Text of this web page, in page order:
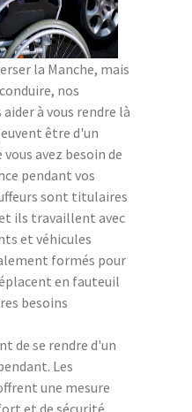
la Manche, mais
nos
à vous rendre là
être d'un
avez besoin de
pendant vos
sont titulaires
ils travaillent avec
et véhicules
formés pour
en fauteuil
besoins
de se rendre d'un
Les
une mesure